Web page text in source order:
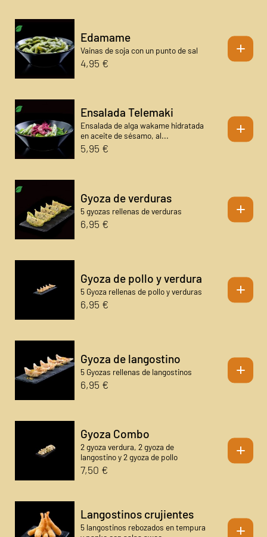
Edamame
Vainas de soja con un punto de sal
4,95 €
+
Ensalada Telemaki
Ensalada de alga wakame hidratada
en aceite de sésamo, al...
5,95 €
+
Gyoza de verduras
5 gyozas rellenas de verduras
6,95 €
+
Gyoza de pollo y verdura
5 Gyoza rellenas de pollo y verduras
6,95 €
+
Gyoza de langostino
5 Gyozas rellenas de langostinos
6,95 €
+
Gyoza Combo
2 gyoza verdura, 2 gyoza de
langostino y 2 gyoza de pollo
7,50 €
+
Langostinos crujientes
5 langostinos rebozados en tempura
+